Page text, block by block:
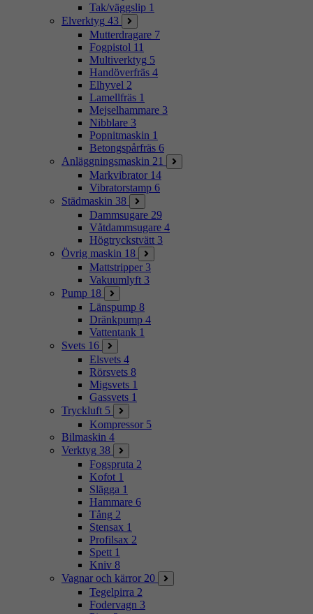
Tak/väggslip 1
Elverktyg 43
Mutterdragare 7
Fogpistol 11
Multiverktyg 5
Handöverfräs 4
Elhyvel 2
Lamellfräs 1
Mejselhammare 3
Nibblare 3
Popnitmaskin 1
Betongspårfräs 6
Anläggningsmaskin 21
Markvibrator 14
Vibratorstamp 6
Städmaskin 38
Dammsugare 29
Våtdammsugare 4
Högtryckstvätt 3
Övrig maskin 18
Mattstripper 3
Vakuumlyft 3
Pump 18
Länspump 8
Dränkpump 4
Vattentank 1
Svets 16
Elsvets 4
Rörsvets 8
Migsvets 1
Gassvets 1
Tryckluft 5
Kompressor 5
Bilmaskin 4
Verktyg 38
Fogspruta 2
Kofot 1
Slägga 1
Hammare 6
Tång 2
Stensax 1
Profilsax 2
Spett 1
Kniv 8
Vagnar och kärror 20
Tegelpirra 2
Fodervagn 3